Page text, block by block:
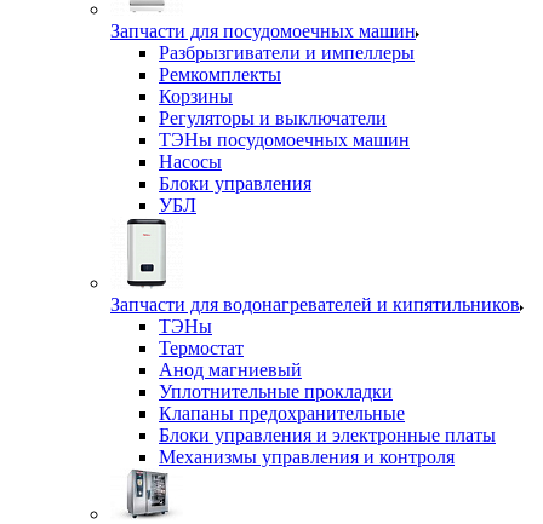
Запчасти для посудомоечных машин
Разбрызгиватели и импеллеры
Ремкомплекты
Корзины
Регуляторы и выключатели
ТЭНы посудомоечных машин
Насосы
Блоки управления
УБЛ
Запчасти для водонагревателей и кипятильников
ТЭНы
Термостат
Анод магниевый
Уплотнительные прокладки
Клапаны предохранительные
Блоки управления и электронные платы
Механизмы управления и контроля